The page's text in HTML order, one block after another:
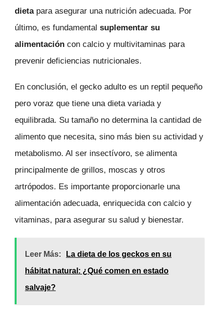
dietapara asegurar una nutrición adecuada. Por
último, es fundamental suplementar su
alimentación con calcio y multivitaminas para
prevenir deficiencias nutricionales.
En conclusión, el gecko adulto es un reptil pequeño
pero voraz que tiene una dieta variada y
equilibrada. Su tamaño no determina la cantidad de
alimento que necesita, sino más bien su actividad y
metabolismo. Al ser insectívoro, se alimenta
principalmente de grillos, moscas y otros
artrópodos. Es importante proporcionarle una
alimentación adecuada, enriquecida con calcio y
vitaminas, para asegurar su salud y bienestar.
Leer Más:
La dieta de los geckos en su
hábitat natural: ¿Qué comen en estado
salvaje?